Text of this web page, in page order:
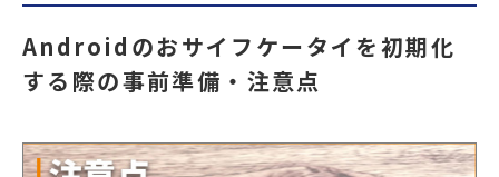
Androidのおサイフケータイを初期化
する際の事前準備・注意点